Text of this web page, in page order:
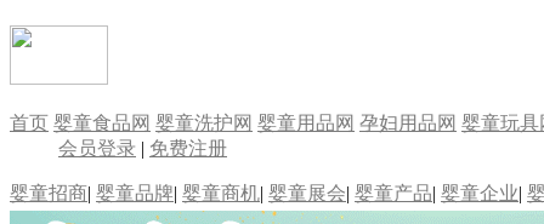
首页 婴童食品网 婴童洗护网 婴童用品网 孕妇用品网 婴童玩具
会员登录 | 免费注册
婴童招商| 婴童品牌| 婴童商机| 婴童展会| 婴童产品| 婴童企业|